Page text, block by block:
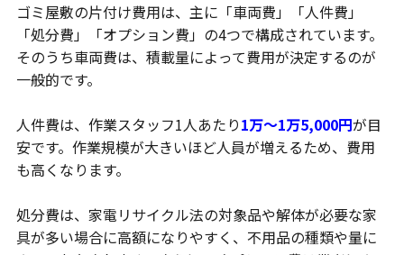
ゴミ屋敷の片付け費用は、主に「車両費」「人件費」
「処分費」「オプション費」の4つで構成されています。
そのうち車両費は、積載量によって費用が決定するのが
一般的です。
人件費は、作業スタッフ1人あたり1万～1万5,000円が目
安です。作業規模が大きいほど人員が増えるため、費用
も高くなります。
処分費は、家電リサイクル法の対象品や解体が必要な家
具が多い場合に高額になりやすく、不用品の種類や量に